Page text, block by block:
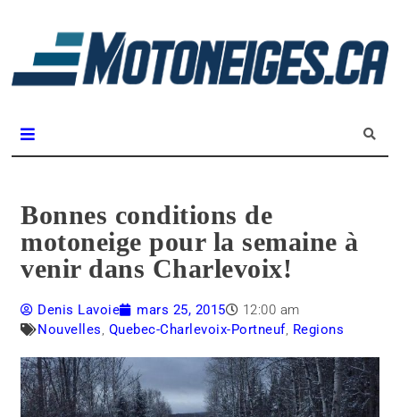
Bonnes conditions de
motoneige pour la semaine à
venir dans Charlevoix!
Denis Lavoie mars 25, 2015
12:00 am
Nouvelles, Quebec-Charlevoix-Portneuf, Regions